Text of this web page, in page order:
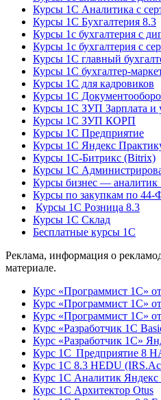
Курсы 1С Аналитика с
Курсы 1С Бухгалтерия 8.3
Курсы 1с бухгалтерия с
Курсы 1с бухгалтерия с
Курсы 1С главный
Курсы 1С бухгалтер-
Курсы 1С для кадровиков
Курсы 1С
Курсы 1С ЗУП Зарплата и
Курсы 1С ЗУП КОРП
Курсы 1С Предприятие
Курсы 1С Яндекс
Курсы 1С-Битрикс (Bitrix)
Курсы 1С
Курсы бизнес — аналитик
Курсы по закупкам по
Курсы 1С Розница 8.3
Курсы 1С Склад
Бесплатные курсы 1С
Реклама, информация о
материале.
Курс «Программист 1С»
Курс «Программист 1С»
Курс «Программист 1С»
Курс «Разработчик 1С
Курс «Разработчик 1С»
Курс 1С Предприятие 8
Курс 1С 8.3 HEDU
Курс 1С Аналитик
Курс 1С Архитектор Otus